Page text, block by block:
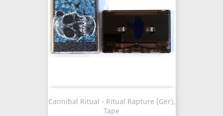
Cannibal Ritual - Ritual Rapture (Ger),
Tape